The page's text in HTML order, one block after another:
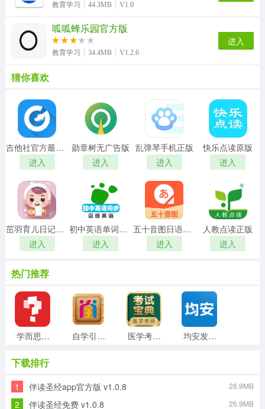
教育学习 44.3MB V1.0
呱呱蜂乐园官方版
教育学习 34.4MB V1.2.6
进入
猜你喜欢
吉他社官方最新版
进入
勋章树无广告版
进入
乱弹琴手机正版
进入
快乐点读原版
进入
茁羽育儿日记正版
进入
初中英语单词同步学手机免费版
进入
五十音图日语学习软件手机正版
进入
人教点读正版
进入
热门推荐
学而思网校手机版 自学引擎免费版 医学考研考试宝典通用版 均安发展培训平台安卓官方版
新汉字宫软件手机正版 小闪免费原版
下载排行
1 伴读圣经app官方版 v1.0.8 26.9MB
2 伴读圣经免费 v1.0.8 26.9MB